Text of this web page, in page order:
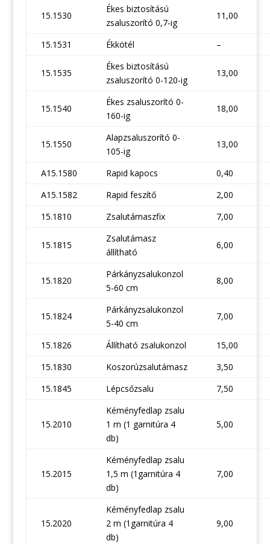
15.1530
Ékes biztosítású
zsaluszorító 0,7-ig
11,00
15.1531 Ékkötél –
15.1535
Ékes biztosítású
zsaluszorító 0-120-ig
13,00
15.1540
Ékes zsaluszorító 0-
160-ig
18,00
15.1550
Alapzsaluszorító 0-
105-ig
13,00
A15.1580 Rapid kapocs
0,40
A15.1582
Rapid feszítő
2,00
15.1810
Zsalutámaszfix 7,00
15.1815
Zsalutámasz
állítható
6,00
15.1820
Párkányzsalukonzol
5-60 cm
8,00
15.1824
Párkányzsalukonzol
5-40 cm
7,00
15.1826 Állítható zsalukonzol
15,00
15.1830
Koszorúzsalutámasz
3,50
15.1845
Lépcsőzsalu 7,50
15.2010
Kéményfedlap zsalu
1 m (1 garnitúra 4
db)
5,00
15.2015
Kéményfedlap zsalu
1,5 m (1garnitúra 4
db)
7,00
15.2020
Kéményfedlap zsalu
2 m (1garnitúra 4
db)
9,00